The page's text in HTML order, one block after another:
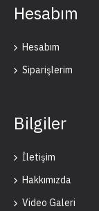
Hesabım
Hesabım
Siparişlerim
Bilgiler
İletişim
Hakkımızda
Video Galeri